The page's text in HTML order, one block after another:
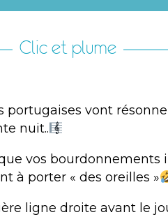
Clic et plume
portugaises vont
nuit..
vos bourdonnements
à porter « des oreilles »
ligne droite avant le